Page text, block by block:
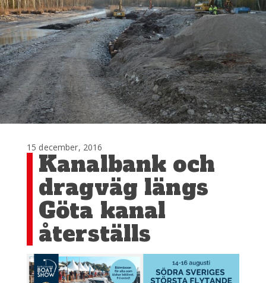
15 december, 2016
​Kanalbank och
dragväg längs
Göta kanal
återställs